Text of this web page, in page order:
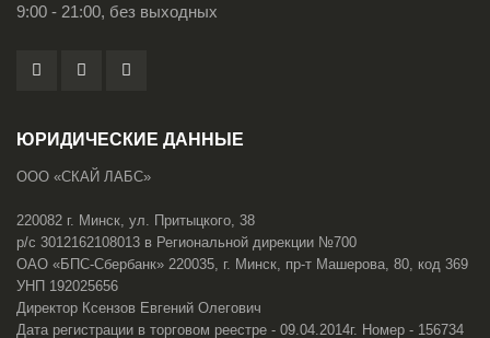
9:00 - 21:00, без выходных
ЮРИДИЧЕСКИЕ ДАННЫЕ
ООО «СКАЙ ЛАБС»
220082 г. Минск, ул. Притыцкого, 38
р/с 3012162108013 в Региональной дирекции №700
ОАО «БПС-Сбербанк» 220035, г. Минск, пр-т Машерова, 80, код 369
УНП 192025656
Директор Ксензов Евгений Олегович
Дата регистрации в торговом реестре - 09.04.2014г. Номер - 156734